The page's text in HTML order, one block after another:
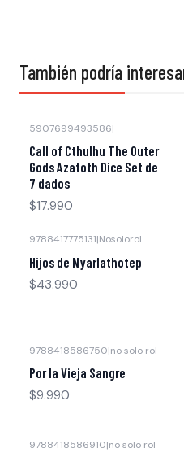
También podría
5907699493586|
Call of Cthulhu The Outer
Gods Azatoth Dice Set de
7 dados
$17.990
9788417775131|Nosolorol
Hijos de Nyarlathotep
$43.990
9788418586750|no solo rol
Por la Vieja Sangre
$9.990
9788418586910|no solo rol